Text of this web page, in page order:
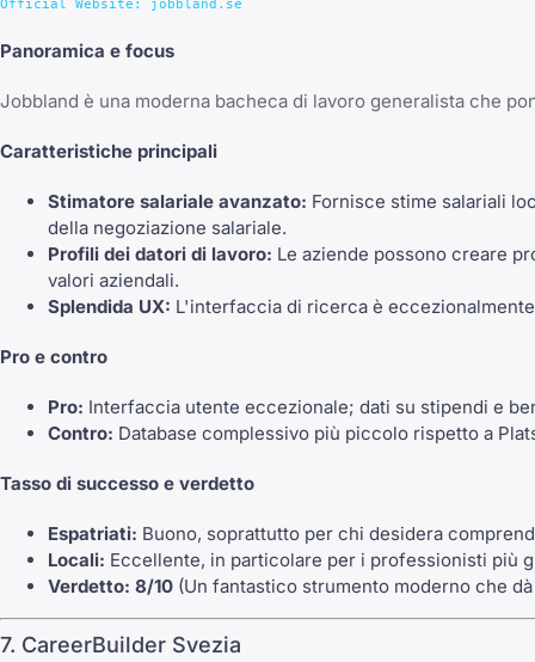
Panoramica e focus
Jobbland è una moderna bacheca di lavoro generalista che
Caratteristiche principali
Stimatore salariale avanzato: Fornisce stime salariali
della negoziazione salariale.
Profili dei datori di lavoro: Le aziende possono creare
valori aziendali.
Splendida UX: L'interfaccia di ricerca è
Pro e contro
Pro: Interfaccia utente eccezionale; dati su stipendi e
Contro: Database complessivo più piccolo rispetto a
Tasso di successo e verdetto
Espatriati: Buono, soprattutto per chi desidera
Locali: Eccellente, in particolare per i professionisti più
Verdetto: 8/10 (Un fantastico strumento moderno che
7. CareerBuilder Svezia